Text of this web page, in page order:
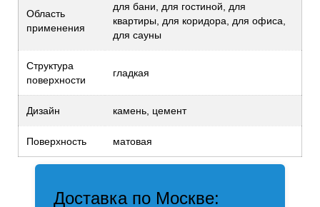
Область
применения
для бани, для гостиной, для
квартиры, для коридора, для офиса,
для сауны
Структура
поверхности
гладкая
Дизайн камень, цемент
Поверхность матовая
Доставка по Москве: